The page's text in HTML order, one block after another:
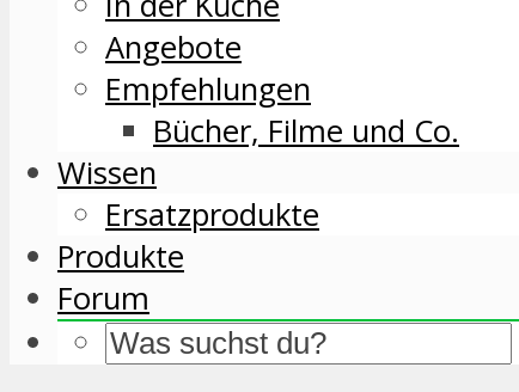
Angebote
Empfehlungen
Bücher, Filme und Co.
Wissen
Ersatzprodukte
Produkte
Forum